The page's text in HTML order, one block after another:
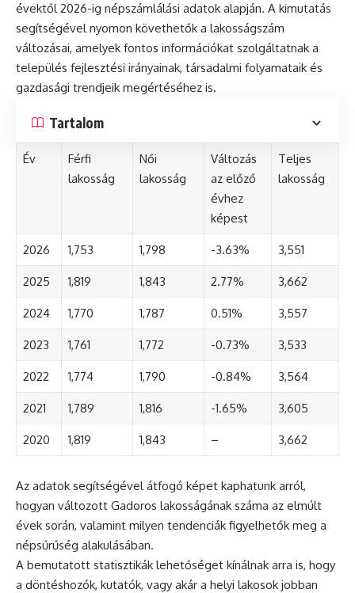
évektől 2026-ig népszámlálási adatok alapján. A kimutatás
segítségével nyomon követhetők a lakosságszám
változásai, amelyek fontos információkat szolgáltatnak a
település fejlesztési irányainak, társadalmi folyamataik és
gazdasági trendjeik megértéséhez is.
Tartalom
Év
Férfi
lakosság
Női
lakosság
Változás
az előző
évhez
képest
Teljes
lakosság
2026 1,753 1,798 -3.63% 3,551
2025 1,819 1,843 2.77% 3,662
2024 1,770 1,787 0.51% 3,557
2023 1,761 1,772 -0.73% 3,533
2022 1,774 1,790 -0.84% 3,564
2021 1,789 1,816 -1.65% 3,605
2020 1,819 1,843 – 3,662
Az adatok segítségével átfogó képet kaphatunk arról,
hogyan változott Gadoros lakosságának száma az elmúlt
évek során, valamint milyen tendenciák figyelhetők meg a
népsűrűség alakulásában.
A bemutatott statisztikák lehetőséget kínálnak arra is, hogy
a döntéshozók, kutatók, vagy akár a helyi lakosok jobban